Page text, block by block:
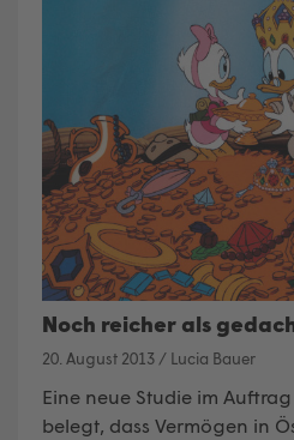
Noch reicher als
20. August 2013 / Lucia Bauer
Eine neue Studie im
belegt, dass Vermögen in